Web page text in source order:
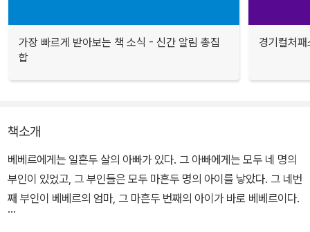
가장 빠르게 받아보는 책 소식 - 신간 알림 총집
합
경기컬처
책소개
베베르에게는 일흔두 살의 아빠가 있다. 그 아빠에게는 모두 네 명의
부인이 있었고, 그 부인들은 모두 마흔두 명의 아이를 낳았다. 그 네번
째 부인이 베베르의 엄마, 그 마흔두 번째의 아이가 바로 베베르이다.